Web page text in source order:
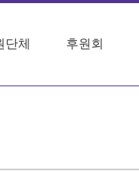
단체 후원회